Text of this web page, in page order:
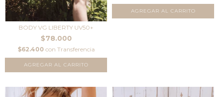
BODY VG LIBERTY UV50+
$78.000
$62.400 con Transferencia
AGREGAR AL CARRITO
AGREGAR AL CARRITO